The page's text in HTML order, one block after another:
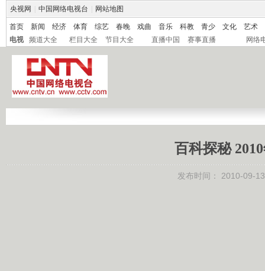
央视网 中国网络电视台 网站地图
首页 新闻 经济 体育 综艺 春晚 戏曲 音乐 科教 青少 文化
艺术
电视
频道大全 栏目大全 节目大全 直播中国 赛事直播 网络
百科探秘
发布时间： 2010-09-